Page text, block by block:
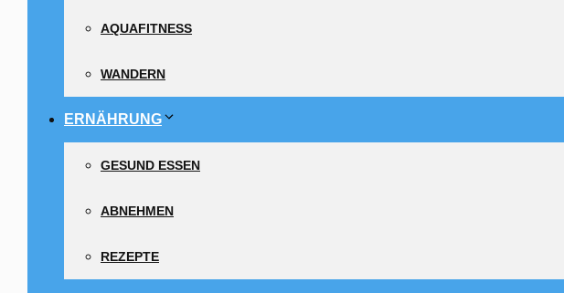
AQUAFITNESS
WANDERN
ERNÄHRUNG
GESUND ESSEN
ABNEHMEN
REZEPTE